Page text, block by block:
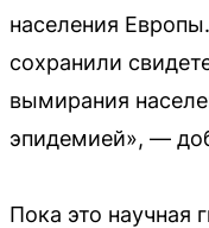
населения
сохранили
вымирания
эпидемией», —
Пока это научная